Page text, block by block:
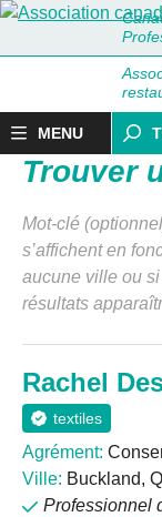
MENU
Trouver
Mot-clé
s’affichent en
aucune ville ou
résultats
Rachel
textiles
Agrément:
Ville: Buckland,
Professionnel